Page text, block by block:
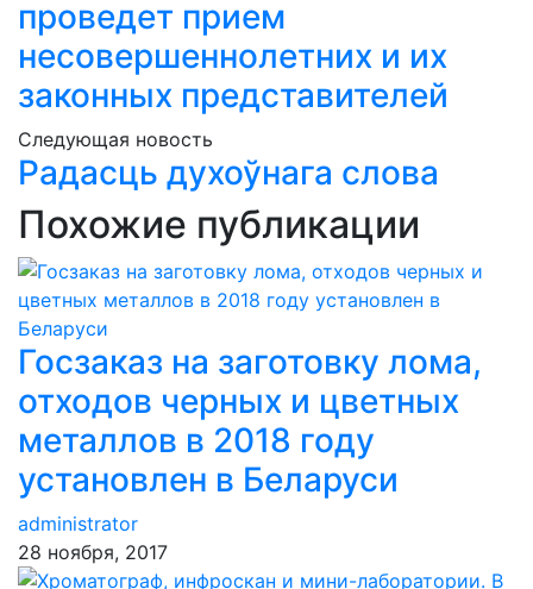
проведет прием
несовершеннолетних и их
законных представителей
Следующая новость
Радасць духоўнага слова
Похожие публикации
Госзаказ на заготовку лома,
отходов черных и цветных
металлов в 2018 году
установлен в Беларуси
administrator
28 ноября, 2017